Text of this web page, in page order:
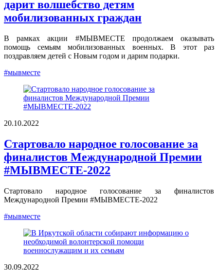
дарит волшебство детям
мобилизованных граждан
В рамках акции #МЫВМЕСТЕ продолжаем оказывать
помощь семьям мобилизованных военных. В этот раз
поздравляем детей с Новым годом и дарим подарки.
#мывместе
20.10.2022
Стартовало народное голосование за
финалистов Международной Премии
#МЫВМЕСТЕ-2022
Стартовало народное голосование за финалистов
Международной Премии #МЫВМЕСТЕ-2022
#мывместе
30.09.2022